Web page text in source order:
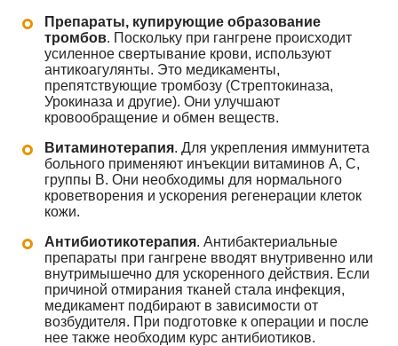
Препараты, купирующие образование
тромбов. Поскольку при гангрене происходит
усиленное свертывание крови, используют
антикоагулянты. Это медикаменты,
препятствующие тромбозу (Стрептокиназа,
Урокиназа и другие). Они улучшают
кровообращение и обмен веществ.
Витаминотерапия. Для укрепления иммунитета
больного применяют инъекции витаминов А, С,
группы В. Они необходимы для нормального
кроветворения и ускорения регенерации клеток
кожи.
Антибиотикотерапия. Антибактериальные
препараты при гангрене вводят внутривенно или
внутримышечно для ускоренного действия. Если
причиной отмирания тканей стала инфекция,
медикамент подбирают в зависимости от
возбудителя. При подготовке к операции и после
нее также необходим курс антибиотиков.